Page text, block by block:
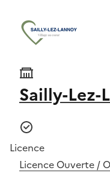
Sailly-Lez-
Licence
Licence Ouverte /